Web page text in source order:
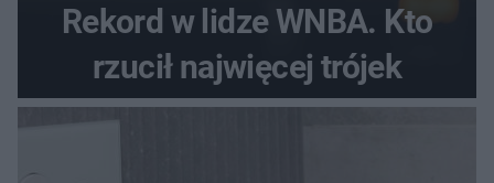
Rekord w lidze WNBA. Kto
rzucił najwięcej trójek